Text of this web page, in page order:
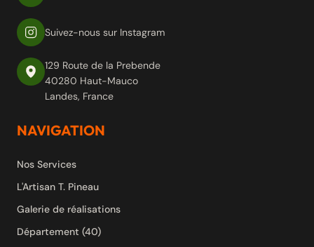
Suivez-nous sur Instagram
129 Route de la Prebende
40280 Haut-Mauco
Landes, France
NAVIGATION
Nos Services
L'Artisan T. Pineau
Galerie de réalisations
Département (40)